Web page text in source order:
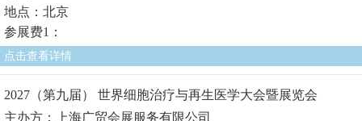
地点：北京
参展费1：
点击查看详情
2027（第九届） 世界细胞治疗与再生医学大会暨展览会
主办方：上海广贸会展服务有限公司